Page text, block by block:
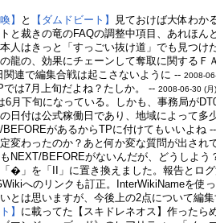
】 と 【ダムドビート】 見ておけば大体わか
と裁きの竜のFAQの調整中項目、あれほ
人はきっと「すっごい抜け道」でも見つ
龍の、効果にチェーンして奪取に関する
関連で編集合戦は起こさないように --2008-
では7月上旬だよね？たしか。 --2008-06-30 (
6月下旬になっている。しかも、事務局が
の日付は公式稼働日であり、地域によって
BEFOREがあるからTPに付けてもいいよね
変わったのか？あと何か変な質問が出され
NEXT/BEFOREがないんだが、どうしよ
�」を「II」に置き換えました。報告とロ
へのリンクも訂正。InterWikiNameを使
とは思いますが、今後上の2点について編
】 に載ってた【スキドレネオス】作った